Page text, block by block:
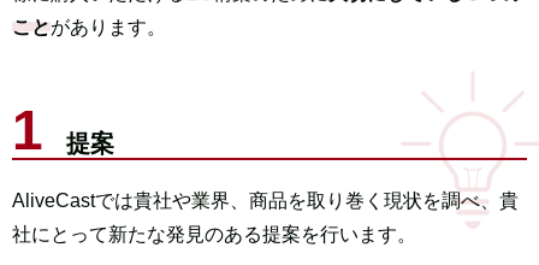
ことがあります。
提案
AliveCastでは貴社や業界、商品を取り巻く現状を調べ、 貴
社にとって新たな発見のある提案を行います。